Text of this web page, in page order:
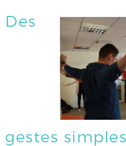
ACTUS
Des
gestes simples